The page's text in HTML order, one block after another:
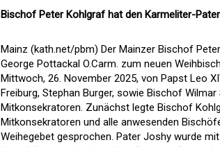
Bischof Peter Kohlgraf hat den Karmeliter-
Mainz (kath.net/pbm) Der Mainzer Bischof
George Pottackal O.Carm. zum neuen
Mittwoch, 26. November 2025, von Papst Leo
Freiburg, Stephan Burger, sowie Bischof
Mitkonsekratoren. Zunächst legte Bischof
Mitkonsekratoren und alle anwesenden
Weihegebet gesprochen. Pater Joshy wurde